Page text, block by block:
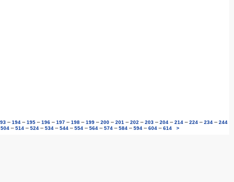
– 194– 195– 196– 197– 198– 199– 200– 201 – 202 – 203– 204– 214– 224– 234– 244
504 – 514 – 524 – 534 – 544 – 554 – 564 – 574 – 584 – 594 – 604 – 614 >